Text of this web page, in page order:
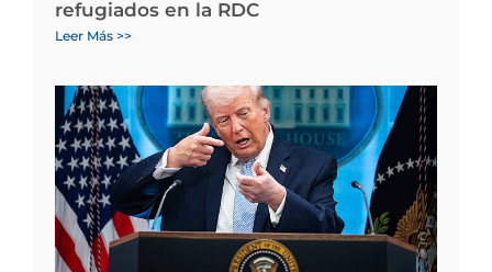
refugiados en la RDC
Leer Más >>